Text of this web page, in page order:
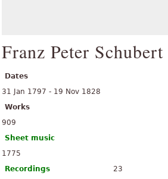
Franz Peter Schubert
Dates
31 Jan 1797 - 19 Nov 1828
Works
909
Sheet music
1775
Recordings
23